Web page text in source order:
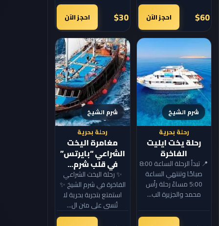
$60 احجز الآن $30 احجز الآن
شرم الشيخ
رحلة بحرية
رحلة يخت ايليت
الفاخرة
📍 تبدأ الرحلة الساعة 8:00
صباحًا وتنتهي الساعة
5:00 مساءً رحلة رأس
محمد والجزيرة الب...
شرم الشيخ
رحلة بحرية
مغامرة اليخت
الشراعي “بايرتس”
في قلب شرم...
✨ رحلة اليخت الشراعي
الفاخرة في شرم الشيخ ✨
استمتع بتجربة بحرية لا
تُنسى على متن ال...